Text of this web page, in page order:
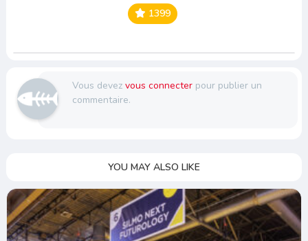
1399
Vous devez vous connecterpour publier un
commentaire.
YOU MAY ALSO LIKE